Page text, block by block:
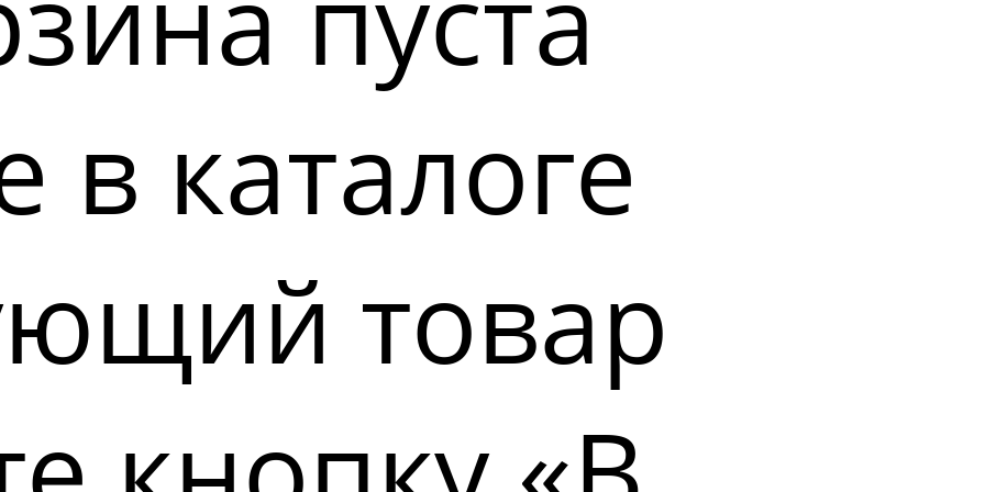
в каталоге
товар